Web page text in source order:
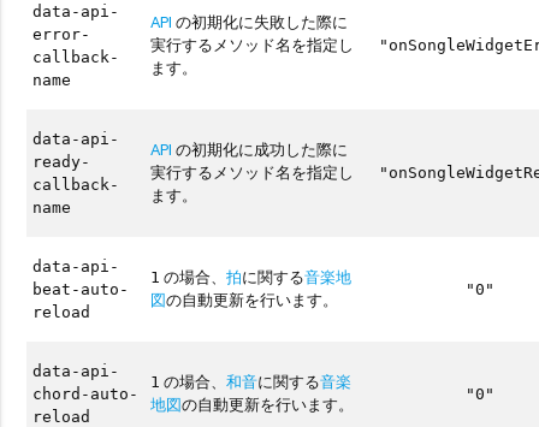
data-api-
error-
callback-
name
API の初期化に失敗した際に
実行するメソッド名を指定し
ます。
data-api-
ready-
callback-
name
API の初期化に成功した際に
実行するメソッド名を指定し
ます。
data-api-
beat-auto-
reload
1 の場合、拍に関する音楽地
図の自動更新を行います。
"0"
data-api-
chord-auto-
reload
1 の場合、和音に関する音楽
地図の自動更新を行います。
"0"